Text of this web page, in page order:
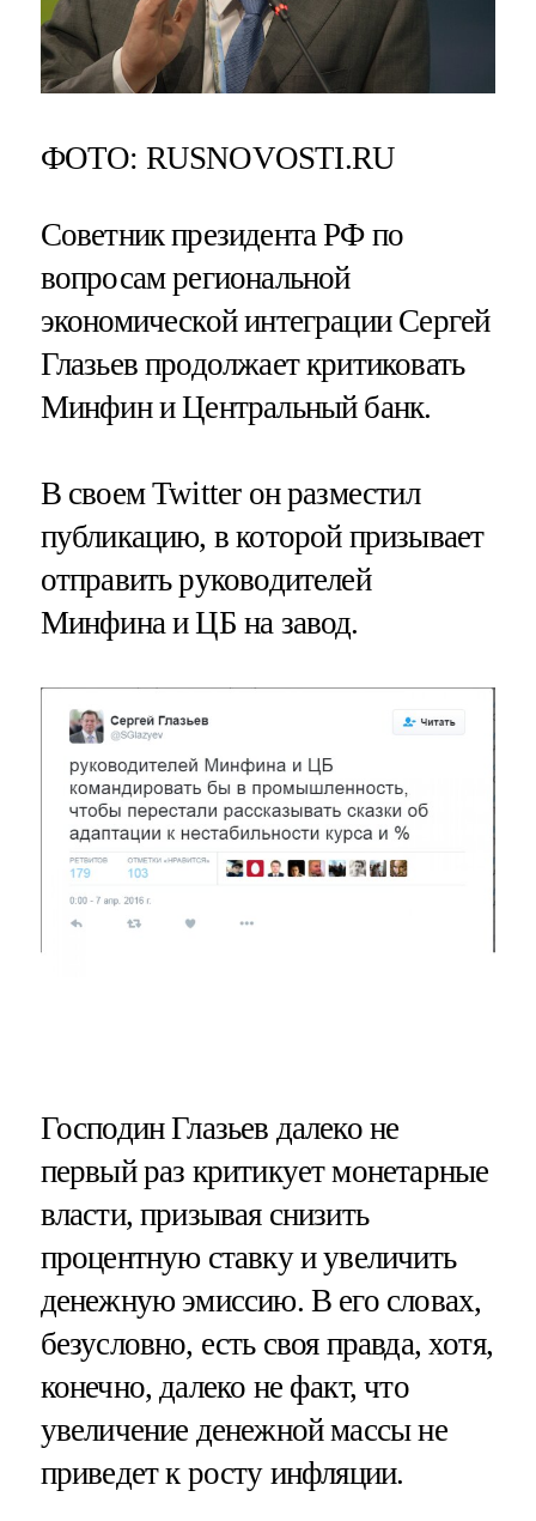
ФОТО: RUSNOVOSTI.RU
Советник президента РФ по
вопросам региональной
экономической интеграции Сергей
Глазьев продолжает критиковать
Минфин и Центральный банк.
В своем Twitter он разместил
публикацию, в которой призывает
отправить руководителей
Минфина и ЦБ на завод.
Господин Глазьев далеко не
первый раз критикует монетарные
власти, призывая снизить
процентную ставку и увеличить
денежную эмиссию. В его словах,
безусловно, есть своя правда, хотя,
конечно, далеко не факт, что
увеличение денежной массы не
приведет к росту инфляции.